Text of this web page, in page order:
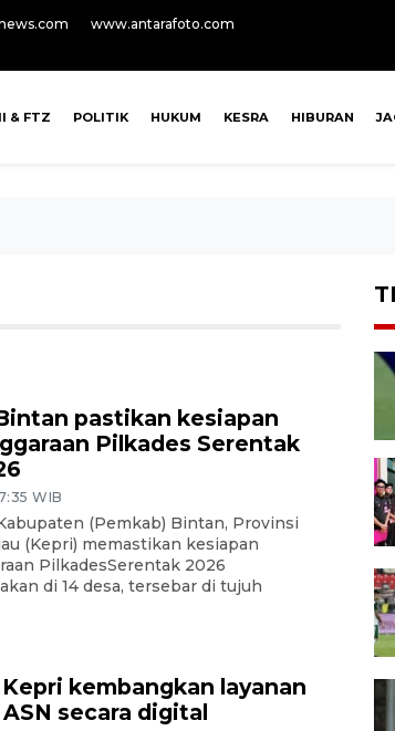
www.antarafoto.com
& FTZ POLITIK HUKUM KESRA HIBURAN
pastikan kesiapan
Pilkades Serentak
WIB
(Pemkab) Bintan, Provinsi
(Kepri) memastikan kesiapan
PilkadesSerentak 2026
di 14 desa, tersebar di tujuh
kembangkan layanan
secara digital